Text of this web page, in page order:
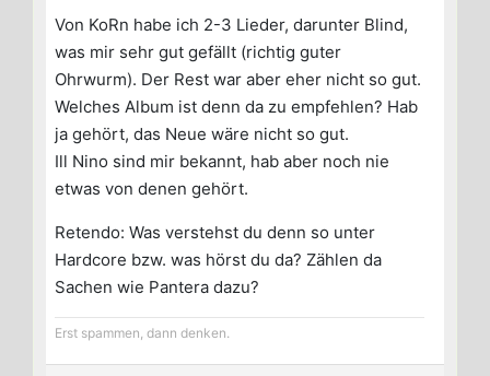
Von KoRn habe ich 2-3 Lieder, darunter Blind,
was mir sehr gut gefällt (richtig guter
Ohrwurm). Der Rest war aber eher nicht so gut.
Welches Album ist denn da zu empfehlen? Hab
ja gehört, das Neue wäre nicht so gut.
Ill Nino sind mir bekannt, hab aber noch nie
etwas von denen gehört.
Retendo: Was verstehst du denn so unter
Hardcore bzw. was hörst du da? Zählen da
Sachen wie Pantera dazu?
Erst spammen, dann denken.